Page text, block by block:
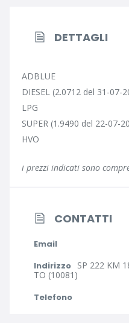
DETTAGLI
ADBLUE
DIESEL (2.0712 del 31-07-
LPG
SUPER (1.9490 del 22-07-
HVO
i prezzi indicati sono
CONTATTI
Email
Indirizzo SP 222 KM
TO (10081)
Telefono